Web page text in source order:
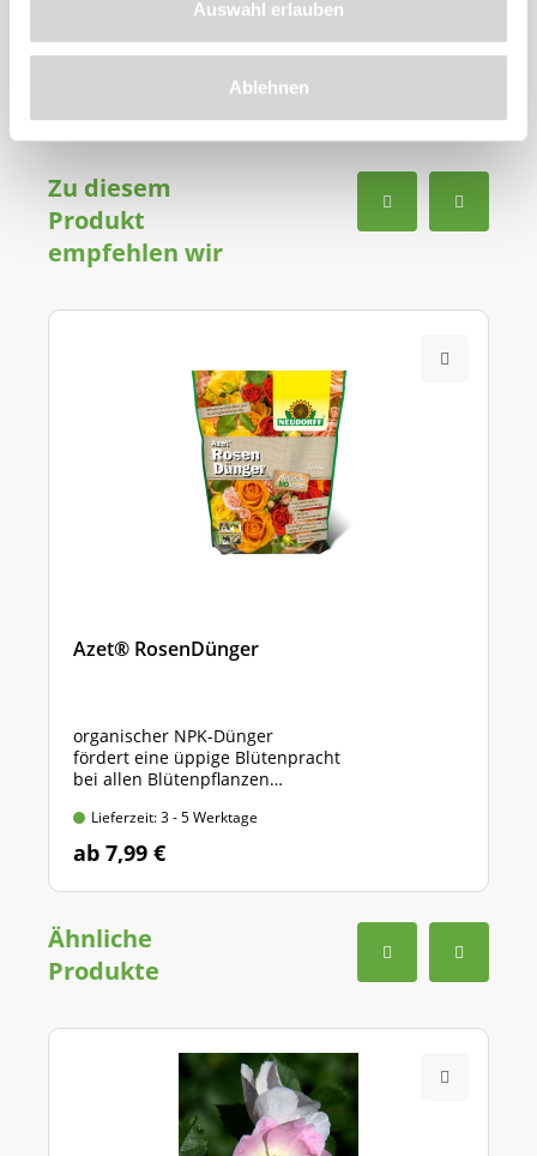
Auswahl erlauben
Ablehnen
Zu diesem
Produkt
empfehlen wir
Azet® RosenDünger
organischer NPK-Dünger
fördert eine üppige Blütenpracht
bei allen Blütenpflanzen
Lieferzeit: 3 - 5 Werktage
ab 7,99 €
Ähnliche
Produkte